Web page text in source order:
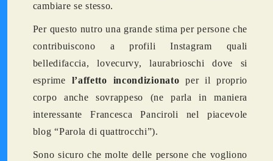
cambiare se stesso.
Per questo nutro una grande stima per persone che
contribuiscono a profili Instagram quali
belledifaccia, lovecurvy, laurabrioschi dove si
esprime l’affetto incondizionato per il proprio
corpo anche sovrappeso (ne parla in maniera
interessante Francesca Panciroli nel piacevole
blog “Parola di quattrocchi”).
Sono sicuro che molte delle persone che vogliono